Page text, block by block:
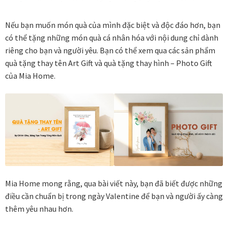
Test home page 260225
TẾT 2025
Thanh toán
Tối ưu chất lượng hình ảnh
Trang mẫu
Tranh biểu tượng văn hoá Việt Nam
Tranh dán tường
Nếu bạn muốn món quà của mình đặc biệt và độc đáo hơn, bạn
có thể tặng những món quà cá nhân hóa với nội dung chỉ dành
riêng cho bạn và người yêu. Bạn có thể xem qua các sản phẩm
quà tặng thay tên Art Gift và quà tặng thay hình – Photo Gift
của Mia Home.
Mia Home mong rằng, qua bài viết này, bạn đã biết được những
điều cần chuẩn bị trong ngày Valentine để bạn và người ấy càng
thêm yêu nhau hơn.